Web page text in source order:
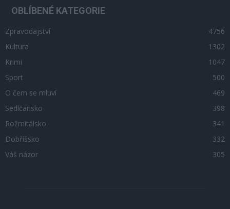
OBLÍBENÉ KATEGORIE
Zpravodajství
4756
Kultura
1302
Krimi
1047
Sport
500
O čem se mluví
469
Sedlčansko
398
Rožmitálsko
341
Dobříšsko
332
Váš názor
305